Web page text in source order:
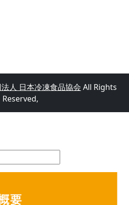
人 日本冷凍食品協会 All Rights
Reserved,